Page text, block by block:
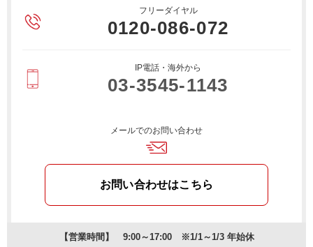
フリーダイヤル
0120-086-072
IP電話・海外から
03-3545-1143
メールでのお問い合わせ
お問い合わせはこちら
【営業時間】 9:00～17:00 ※1/1～1/3 年始休